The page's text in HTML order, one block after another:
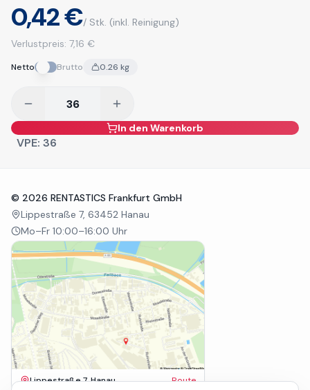
0,42 €/ Stk. (inkl. Reinigung)
Verlustpreis: 7,16 €
Netto Brutto 0.26 kg
In den Warenkorb
VPE: 36
© 2026 RENTASTICS Frankfurt GmbH
Lippestraße 7, 63452 Hanau
Mo–Fr 10:00–16:00 Uhr
Lippestraße 7, Hanau Route